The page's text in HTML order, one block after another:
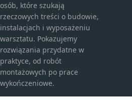
osób, które szukają
rzeczowych treści o budowie,
instalacjach i wyposażeniu
warsztatu. Pokazujemy
rozwiązania przydatne w
praktyce, od robót
montażowych po prace
wykończeniowe.